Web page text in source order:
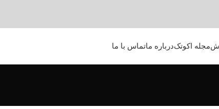
مجله اکوتکدرباره ماتماس با ما